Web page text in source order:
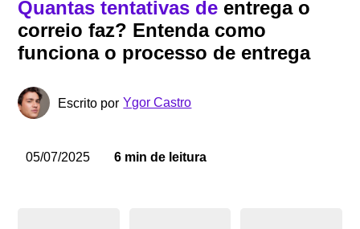
Quantas tentativas de entrega o
correio faz? Entenda como
funciona o processo de entrega
Escrito por Ygor Castro
05/07/2025 6 min de leitura